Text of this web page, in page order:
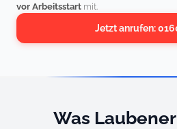
vor Arbeitsstart mit.
Jetzt anrufen:
Was